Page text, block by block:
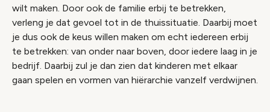
wilt maken. Door ook de familie erbij te betrekken,
verleng je dat gevoel tot in de thuissituatie. Daarbij moet
je dus ook de keus willen maken om echt iedereen erbij
te betrekken: van onder naar boven, door iedere laag in je
bedrijf. Daarbij zul je dan zien dat kinderen met elkaar
gaan spelen en vormen van hiërarchie vanzelf verdwijnen.